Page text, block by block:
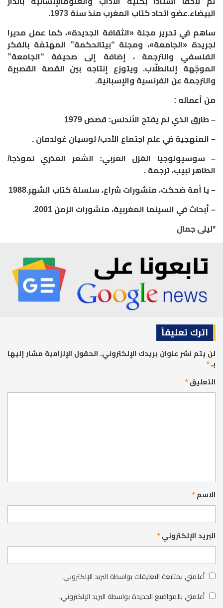
البيضاء.عضو اتحاد كتاب المغرب منذ سنة
ساهم في تحرير مجلة «الثقافة الجديدة»، كما عمل مديرا
لجريدة «الجامعة»، ومجلة “بيتالحكمة” المهتمّة بالفكر
الفلسفي
والترجمة ، إضافة إلى صحيفة “الجامعة”
الموجّهة
إلىالطلّاب. ويتوزع إنتاجه بين القصة
القصيرة
والترجمة عن الفرنسية والإسبانية.
من أعماله :
– طارق الذي لم يفتح الأندلس: قصص
– المنهجية في علم اجتماع الأدب/ لوسيان غولدمان .
– سوسيولوجيا الغزل العربي: الشعر العذري نموذجا/
الطاهر لبيب، ترجمة .
– يا أمة ضحكت، منشورات شراع، سلسلة كتاب الشهر.1988
– أبحاث في السينما المغربية، منشورات الزمن
*ليلى جمال
اترك تعليقاً
لن يتم نشر عنوان بريدك الإلكتروني. الحقول الإلزامية مشار إليها
بـ*
التعليق*
الاسم*
البريد الإلكتروني*
أعلمني بمتابعة التعليقات بواسطة البريد الإلكتروني.
أعلمني بالمواضيع الجديدة بواسطة البريد الإلكتروني.